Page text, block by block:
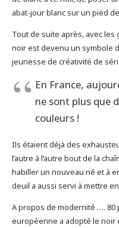
abat-jour blanc sur un pied
Tout de suite après, avec
noir est devenu un symbole
jeunesse de créativité de
En France,
ne sont plus que
couleurs !
Ils étaient déjà des
l’autre à l’autre bout de la
habiller un nouveau né et à
deuil a aussi servi à mettre
A propos de modernité …. 80
européenne a adopté le noir